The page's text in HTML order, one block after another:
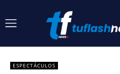
ESPECTÁCULOS